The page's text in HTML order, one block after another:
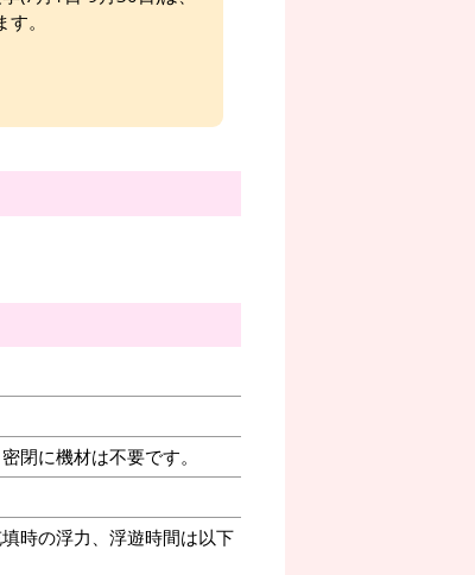
。
閉に機材は不要です。
時の浮力、浮遊時間は以下